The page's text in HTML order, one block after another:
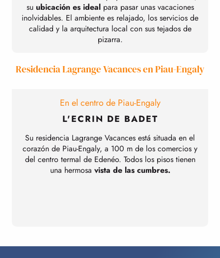
su ubicación es idealpara pasar unas vacaciones
inolvidables. El ambiente es relajado, los servicios de
calidad y la arquitectura local con sus tejados de
pizarra.
Residencia Lagrange Vacances en Piau-Engaly
En el centro de Piau-Engaly
L'ECRIN DE BADET
Su residencia Lagrange Vacances está situada en el
corazón de Piau-Engaly, a 100 m de los comercios y
del centro termal de Edenéo. Todos los pisos tienen
una hermosa vista de las cumbres.